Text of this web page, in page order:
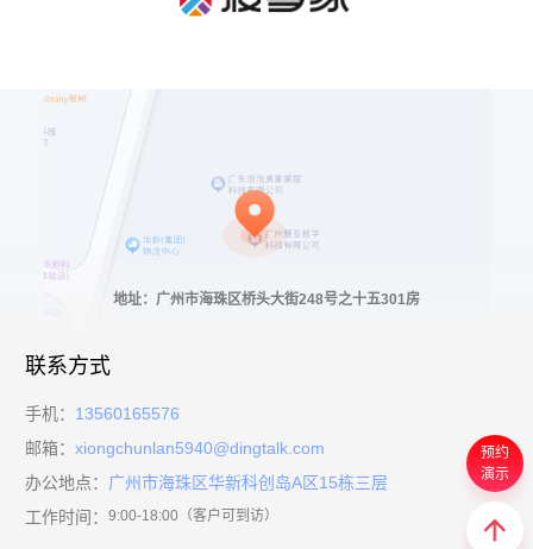
地址：广州市海珠区桥头大街248号之十五301房
预约
演示
联系方式
手机： 13560165576
邮箱： xiongchunlan5940@dingtalk.com
办公地点： 广州市海珠区华新科创岛A区15栋三层
工作时间： 9:00-18:00（客户可到访）